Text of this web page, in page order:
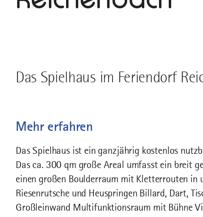
Das Spielhaus im Feriendorf
Mehr erfahren
Das Spielhaus ist ein ganzjährig kostenlos
Das ca. 300 qm große Areal umfasst ein breit
einen großen Boulderraum mit Kletterrouten in
Riesenrutsche und Heuspringen Billard, Dart,
Großleinwand Multifunktionsraum mit Bühne